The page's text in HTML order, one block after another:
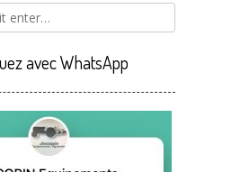
avec WhatsApp